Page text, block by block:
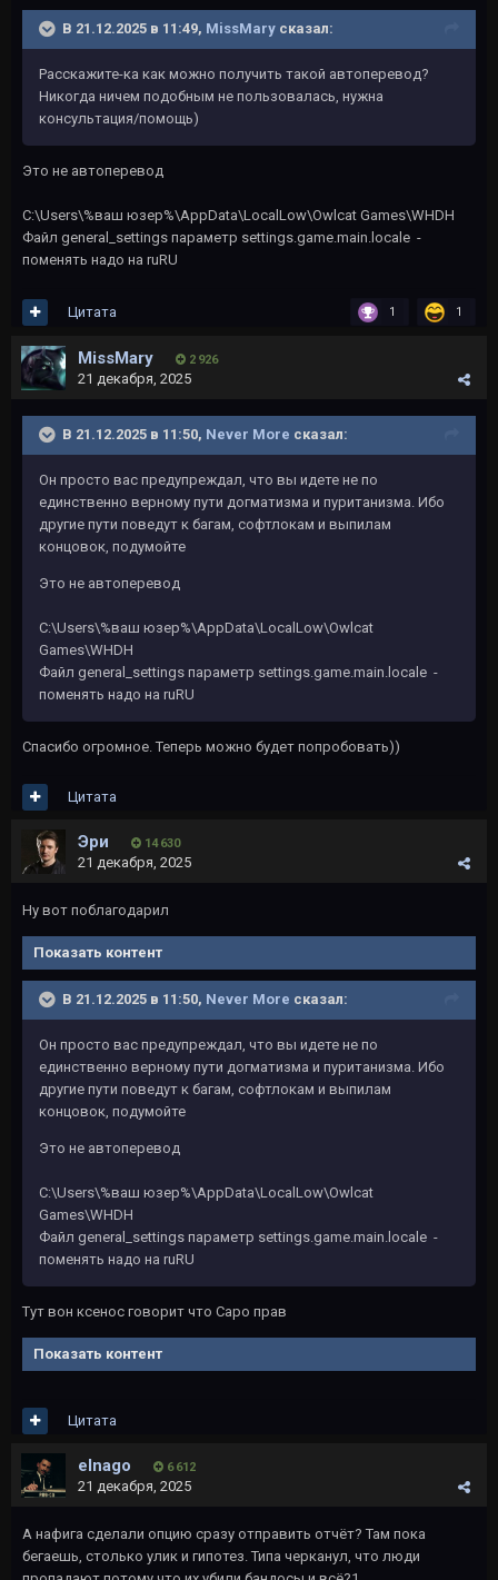
В 21.12.2025 в 11:49, MissMary сказал:
Расскажите-ка как можно получить такой автоперевод?
Никогда ничем подобным не пользовалась, нужна
консультация/помощь)
Это не автоперевод
C:\Users\%ваш юзер%\AppData\LocalLow\Owlcat Games\WHDH
Файл general_settings параметр settings.game.main.locale -
поменять надо на ruRU
1 1
Цитата
MissMary 2 926
21 декабря, 2025
В 21.12.2025 в 11:50, Never More сказал:
Он просто вас предупреждал, что вы идете не по
единственно верному пути догматизма и пуританизма. Ибо
другие пути поведут к багам, софтлокам и выпилам
концовок, подумойте
Это не автоперевод
C:\Users\%ваш юзер%\AppData\LocalLow\Owlcat
Games\WHDH
Файл general_settings параметр settings.game.main.locale -
поменять надо на ruRU
Спасибо огромное. Теперь можно будет попробовать))
Цитата
Эри 14 630
21 декабря, 2025
Ну вот поблагодарил
Показать контент
В 21.12.2025 в 11:50, Never More сказал:
Он просто вас предупреждал, что вы идете не по
единственно верному пути догматизма и пуританизма. Ибо
другие пути поведут к багам, софтлокам и выпилам
концовок, подумойте
Это не автоперевод
C:\Users\%ваш юзер%\AppData\LocalLow\Owlcat
Games\WHDH
Файл general_settings параметр settings.game.main.locale -
поменять надо на ruRU
Тут вон ксенос говорит что Саро прав
Показать контент
Цитата
elnago 6 612
21 декабря, 2025
А нафига сделали опцию сразу отправить отчёт? Там пока
бегаешь, столько улик и гипотез. Типа черканул, что люди